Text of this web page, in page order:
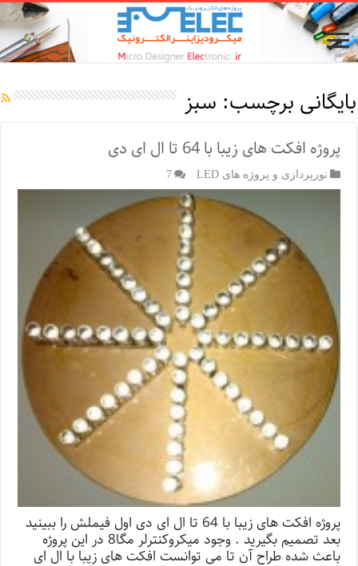
بایگانی برچسب: سبز
پروژه افکت های زیبا با 64 تا ال ای دی
نورپردازی و پروژه های LED 7
پروژه افکت های زیبا با 64 تا ال ای دی اول فیملش را ببینید
بعد تصمیم بگیرید . وجود میکروکنترلر مگا8 در این پروژه
باعث شده طراح آن تا می توانست افکت های زیبا با ال ای